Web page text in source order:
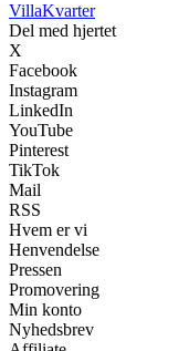
VillaKvarter
Del med hjertet
X
Facebook
Instagram
LinkedIn
YouTube
Pinterest
TikTok
Mail
RSS
Hvem er vi
Henvendelse
Pressen
Promovering
Min konto
Nyhedsbrev